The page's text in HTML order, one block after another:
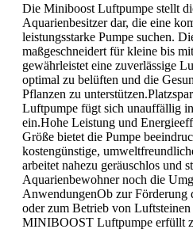
Die Miniboost Luftpumpe stellt
Aquarienbesitzer dar, die eine
leistungsstarke Pumpe suchen.
maßgeschneidert für kleine bis
gewährleistet eine zuverlässige
optimal zu belüften und die
Pflanzen zu
Luftpumpe fügt sich unauffällig
ein.Hohe Leistung und
Größe bietet die Pumpe
kostengünstige,
arbeitet nahezu geräuschlos und
Aquarienbewohner noch die
AnwendungenOb zur Förderung
oder zum Betrieb von
MINIBOOST Luftpumpe erfüllt